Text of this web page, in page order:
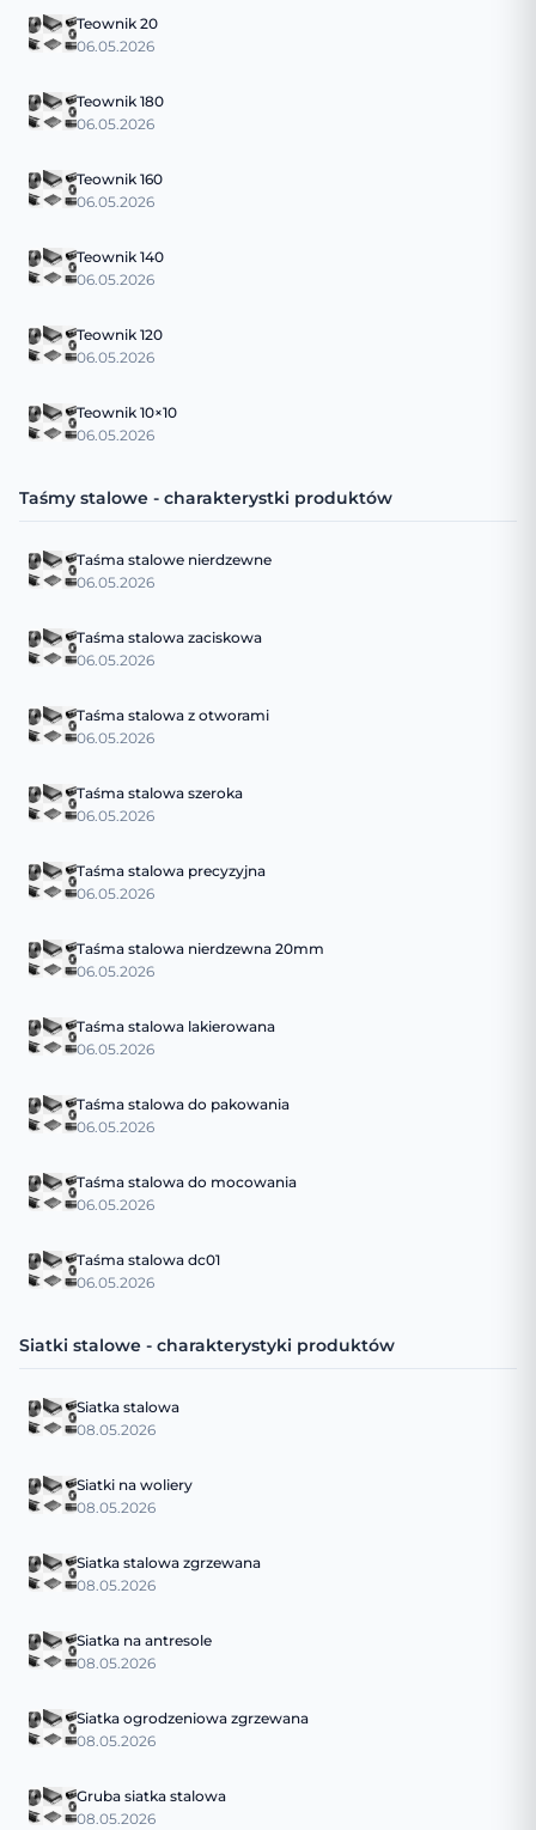
Teownik 20
06.05.2026
Teownik 180
06.05.2026
Teownik 160
06.05.2026
Teownik 140
06.05.2026
Teownik 120
06.05.2026
Teownik 10×10
06.05.2026
Taśmy stalowe - charakterystki produktów
Taśma stalowe nierdzewne
06.05.2026
Taśma stalowa zaciskowa
06.05.2026
Taśma stalowa z otworami
06.05.2026
Taśma stalowa szeroka
06.05.2026
Taśma stalowa precyzyjna
06.05.2026
Taśma stalowa nierdzewna 20mm
06.05.2026
Taśma stalowa lakierowana
06.05.2026
Taśma stalowa do pakowania
06.05.2026
Taśma stalowa do mocowania
06.05.2026
Taśma stalowa dc01
06.05.2026
Siatki stalowe - charakterystyki produktów
Siatka stalowa
08.05.2026
Siatki na woliery
08.05.2026
Siatka stalowa zgrzewana
08.05.2026
Siatka na antresole
08.05.2026
Siatka ogrodzeniowa zgrzewana
08.05.2026
Gruba siatka stalowa
08.05.2026